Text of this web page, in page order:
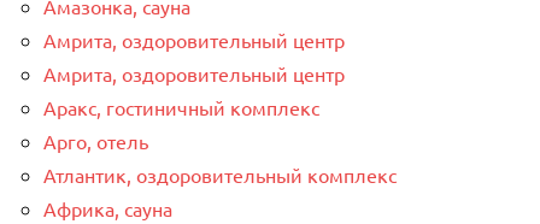
Амазонка, сауна
Амрита, оздоровительный центр
Амрита, оздоровительный центр
Аракс, гостиничный комплекс
Арго, отель
Атлантик, оздоровительный комплекс
Африка, сауна